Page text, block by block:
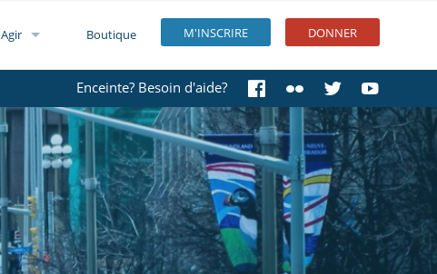
M'INSCRIRE DONNER
Agir Boutique
Enceinte? Besoin d'aide?